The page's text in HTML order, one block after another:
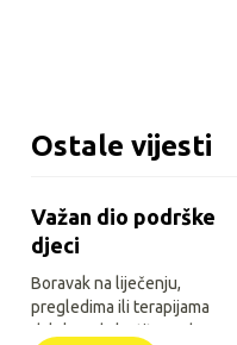
Ostale vijesti
Važan dio podrške
djeci
Boravak na liječenju,
pregledima ili terapijama
daleko od vlastitoga doma za